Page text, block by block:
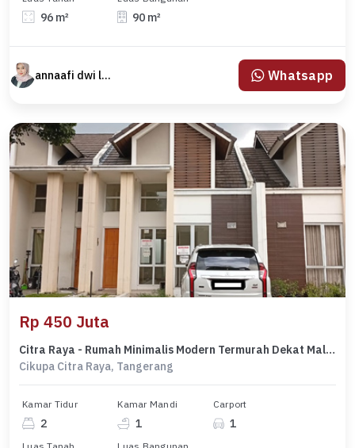
96 m² 90 m²
annaafi dwi lestari Whatsapp
Rp 450 Juta
Citra Raya - Rumah Minimalis Modern Termurah Dekat Mal Ciputra
Cikupa Citra Raya, Tangerang
Kamar Tidur
2
Kamar Mandi
1
Carport
1
Luas Tanah Luas Bangunan